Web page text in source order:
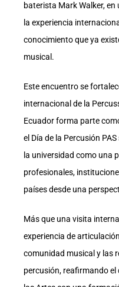
baterista Mark Walker,
la experiencia
conocimiento que ya
musical.
Este encuentro se
internacional de la
Ecuador forma parte
el Día de la Percusión
la universidad como una
profesionales,
países desde una
Más que una visita
experiencia de
comunidad musical y las
percusión, reafirmando